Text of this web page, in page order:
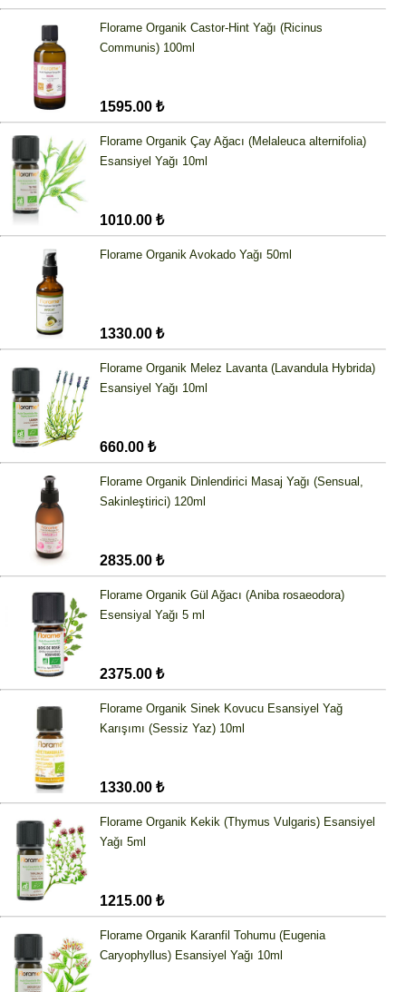
Florame Organik Castor-Hint Yağı (Ricinus
Communis) 100ml
1595.00 ₺
Florame Organik Çay Ağacı (Melaleuca alternifolia)
Esansiyel Yağı 10ml
1010.00 ₺
Florame Organik Avokado Yağı 50ml
1330.00 ₺
Florame Organik Melez Lavanta (Lavandula Hybrida)
Esansiyel Yağı 10ml
660.00 ₺
Florame Organik Dinlendirici Masaj Yağı (Sensual,
Sakinleştirici) 120ml
2835.00 ₺
Florame Organik Gül Ağacı (Aniba rosaeodora)
Esensiyal Yağı 5 ml
2375.00 ₺
Florame Organik Sinek Kovucu Esansiyel Yağ
Karışımı (Sessiz Yaz) 10ml
1330.00 ₺
Florame Organik Kekik (Thymus Vulgaris) Esansiyel
Yağı 5ml
1215.00 ₺
Florame Organik Karanfil Tohumu (Eugenia
Caryophyllus) Esansiyel Yağı 10ml